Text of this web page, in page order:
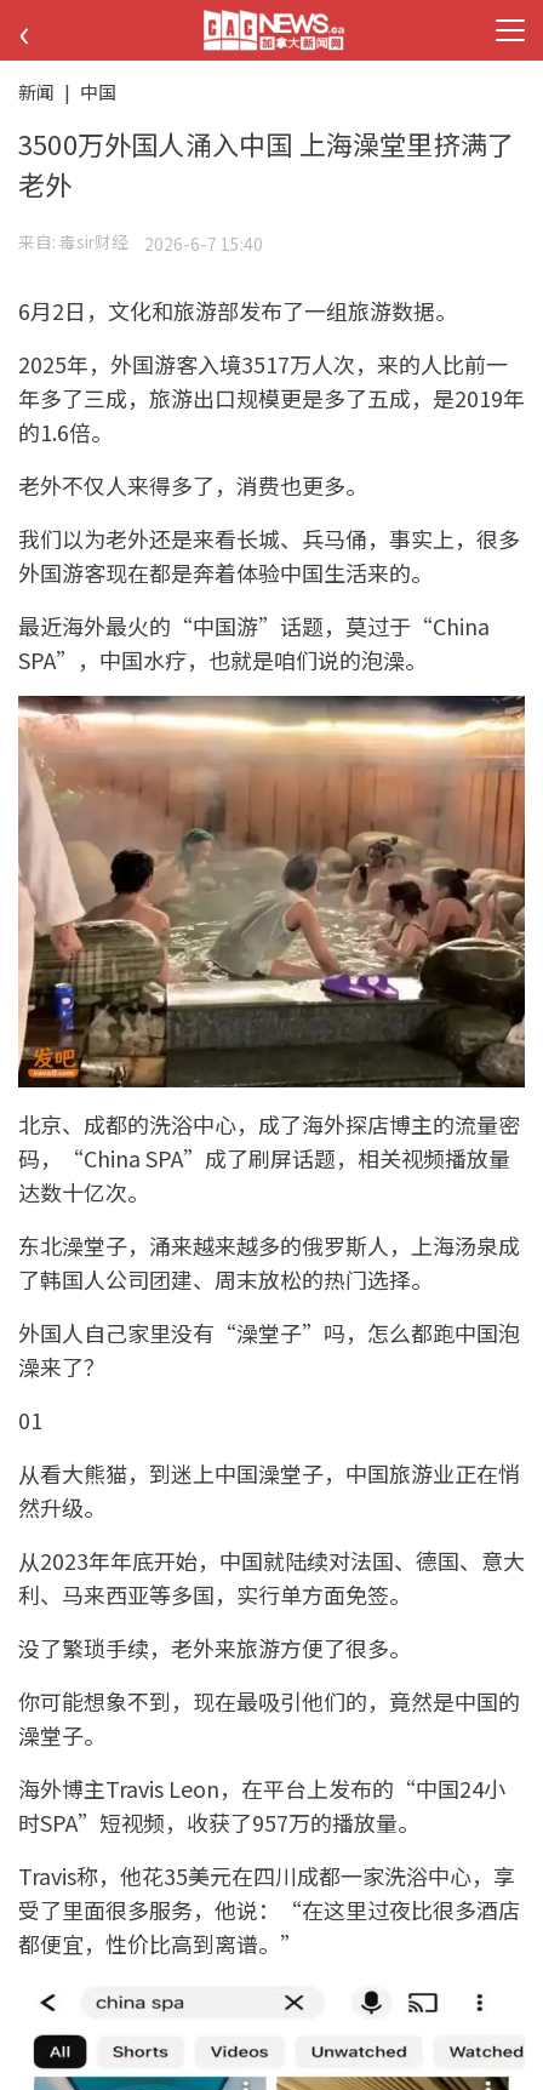
‹
新闻 | 中国
3500万外国人涌入中国 上海澡堂里挤满了
老外
来自: 毒sir财经 2026-6-7 15:40
6月2日，文化和旅游部发布了一组旅游数据。
2025年，外国游客入境3517万人次，来的人比前一
年多了三成，旅游出口规模更是多了五成，是2019年
的1.6倍。
老外不仅人来得多了，消费也更多。
我们以为老外还是来看长城、兵马俑，事实上，很多
外国游客现在都是奔着体验中国生活来的。
最近海外最火的“中国游”话题，莫过于“China
SPA”，中国水疗，也就是咱们说的泡澡。
北京、成都的洗浴中心，成了海外探店博主的流量密
码，“China SPA”成了刷屏话题，相关视频播放量
达数十亿次。
东北澡堂子，涌来越来越多的俄罗斯人，上海汤泉成
了韩国人公司团建、周末放松的热门选择。
外国人自己家里没有“澡堂子”吗，怎么都跑中国泡
澡来了？
01
从看大熊猫，到迷上中国澡堂子，中国旅游业正在悄
然升级。
从2023年年底开始，中国就陆续对法国、德国、意大
利、马来西亚等多国，实行单方面免签。
没了繁琐手续，老外来旅游方便了很多。
你可能想象不到，现在最吸引他们的，竟然是中国的
澡堂子。
海外博主Travis Leon，在平台上发布的“中国24小
时SPA”短视频，收获了957万的播放量。
Travis称，他花35美元在四川成都一家洗浴中心，享
受了里面很多服务，他说：“在这里过夜比很多酒店
都便宜，性价比高到离谱。”